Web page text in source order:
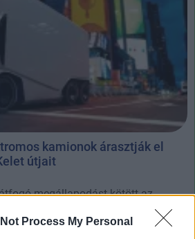
Process My Personal
kamionok árasztják el
útjait
megállapodást kötött az
az elektromos kamionok teljes